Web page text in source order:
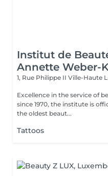
Institut de
Annette Weber-
1, Rue Philippe II Ville-Haute
Excellence in the service of beauty! Located in the
since 1970, the institute is
the oldest beaut...
Tattoos